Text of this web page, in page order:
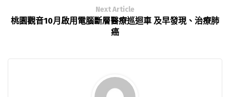
Next Article
桃園觀音10月啟用電腦斷層醫療巡迴車 及早發現、治療肺
癌